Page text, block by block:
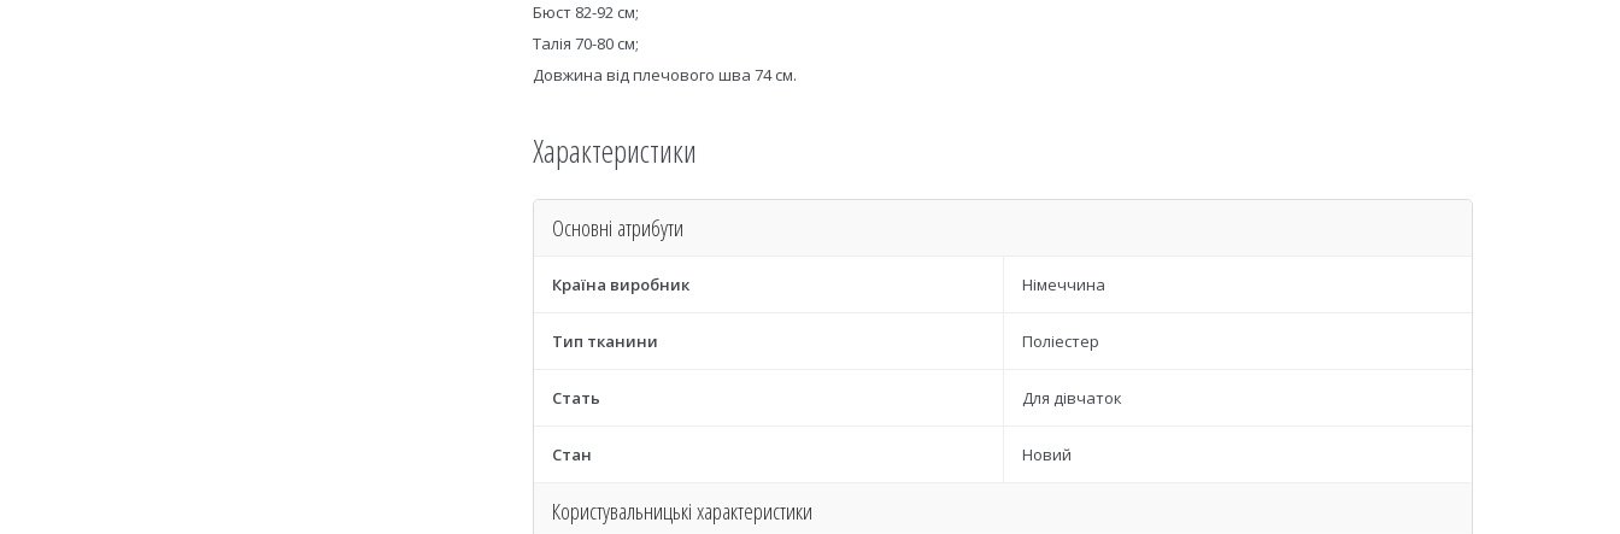
Бюст 82-92 см;
Талія 70-80 см;
Довжина від плечового шва 74 см.
Характеристики
Основні атрибути
Країна виробник Німеччина
Тип тканини Поліестер
Стать Для дівчаток
Стан Новий
Користувальницькі характеристики